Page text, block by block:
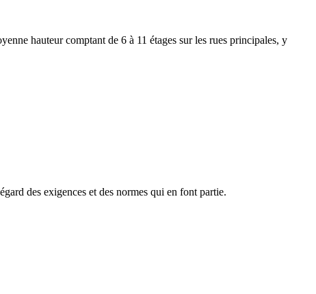
hauteur comptant de 6 à 11 étages sur les rues principales, y
des exigences et des normes qui en font partie.